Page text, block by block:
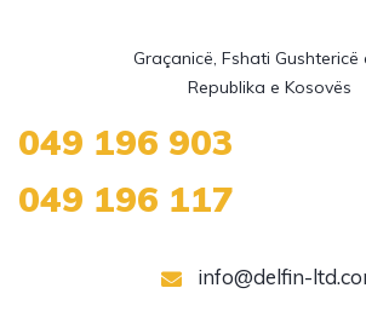
Graçanicë, Fshati Gushtericë
049 196 903
049 196 117
info@delfin-